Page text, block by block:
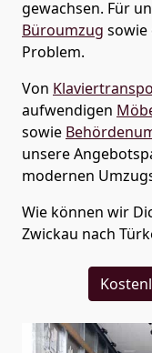
gewachsen. Für
Büroumzug sowie
Problem.
Von
aufwendigen
sowie
unsere
modernen
Wie können wir
Zwickau nach